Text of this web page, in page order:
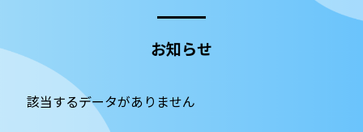
お知らせ
該当するデータがありません